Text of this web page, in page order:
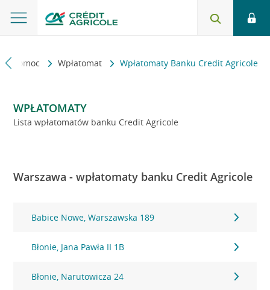
i pomoc Wpłatomat Wpłatomaty Banku Credit Agricole
WPŁATOMATY
Lista wpłatomatów banku Credit Agricole
Warszawa - wpłatomaty banku Credit Agricole
Babice Nowe, Warszawska 189
Błonie, Jana Pawła II 1B
Błonie, Narutowicza 24